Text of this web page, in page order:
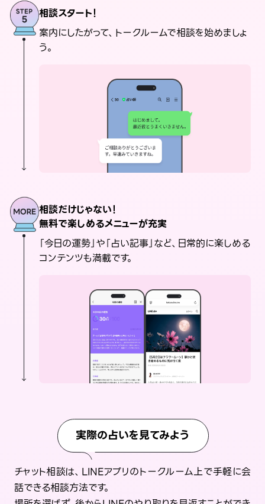
相談スタート！
案内にしたがって、トークルームで相談を始めましょ
う。
相談だけじゃない！
無料で楽しめるメニューが充実
「今日の運勢」や「占い記事」など、日常的に楽しめる
コンテンツも満載です。
実際の占いを見てみよう
チャット相談は、LINEアプリのトークルーム上で手軽に会
話できる相談方法です。